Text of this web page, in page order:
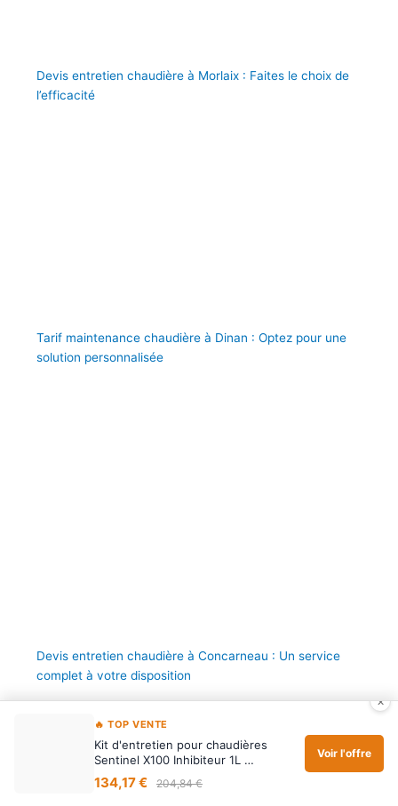
Devis entretien chaudière à Morlaix : Faites le choix de
l’efficacité
Tarif maintenance chaudière à Dinan : Optez pour une
solution personnalisée
Devis entretien chaudière à Concarneau : Un service
complet à votre disposition
×
🔥 TOP VENTE
Kit d'entretien pour chaudières
Sentinel X100 Inhibiteur 1L …
134,17 € 204,84 €
Voir l'offre